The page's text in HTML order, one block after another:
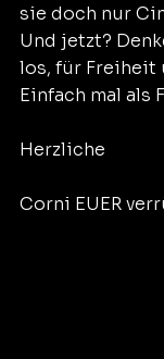
sie doch nur
Und jetzt?
los, für Freiheit
Einfach mal als
Herzliche
Corni EUER